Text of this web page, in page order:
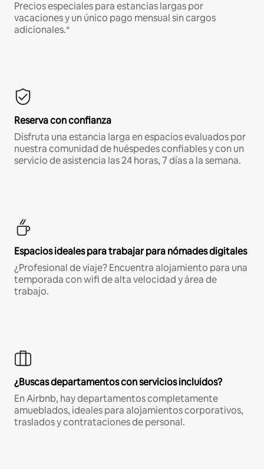
Precios especiales para estancias largas por
vacaciones y un único pago mensual sin cargos
adicionales.*
Reserva con confianza
Disfruta una estancia larga en espacios evaluados por
nuestra comunidad de huéspedes confiables y con un
servicio de asistencia las 24 horas, 7 días a la semana.
Espacios ideales para trabajar para nómades digitales
¿Profesional de viaje? Encuentra alojamiento para una
temporada con wifi de alta velocidad y área de
trabajo.
¿Buscas departamentos con servicios incluidos?
En Airbnb, hay departamentos completamente
amueblados, ideales para alojamientos corporativos,
traslados y contrataciones de personal.